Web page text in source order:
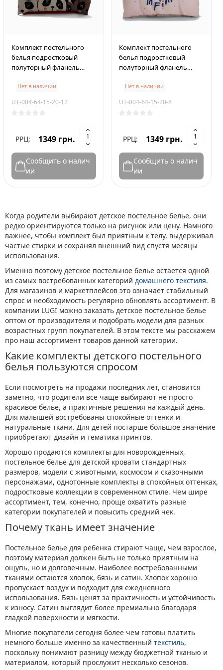
Комплект постельного
белья подростковый
полуторный фланель
Panda
Нет в наличии
UT-004-64-15-20-12
РРЦ: 1349 грн.
Сообщить о налич
ии
Комплект постельного
белья подростковый
полуторный фланель
Нет в наличии
UT-004-64-15-20-8
РРЦ: 1349 грн.
Сообщить о налич
ии
Когда родители выбирают детское постельное белье, они
редко ориентируются только на рисунок или цену. Намного
важнее, чтобы комплект был приятным к телу, выдерживал
частые стирки и сохранял внешний вид спустя месяцы
использования.
Именно поэтому детское постельное белье остается одной
из самых востребованных категорий домашнего текстиля.
Для магазинов и маркетплейсов это означает стабильный
спрос и необходимость регулярно обновлять ассортимент. В
компании LUGI можно заказать детское постельное белье
оптом от производителя и подобрать модели для разных
возрастных групп покупателей. В этом тексте мы расскажем
про наш ассортимент товаров данной категории.
Какие комплекты детского постельного
белья пользуются спросом
Если посмотреть на продажи последних лет, становится
заметно, что родители все чаще выбирают не просто
красивое белье, а практичные решения на каждый день.
Для малышей востребованы спокойные оттенки и
натуральные ткани. Для детей постарше большое значение
приобретают дизайн и тематика принтов.
Хорошо продаются комплекты для новорожденных,
постельное белье для детской кровати стандартных
размеров, модели с животными, космосом и сказочными
персонажами, однотонные комплекты в спокойных оттенках,
подростковые коллекции в современном стиле. Чем шире
ассортимент, тем, конечно, проще охватить разные
категории покупателей и повысить средний чек.
Почему ткань имеет значение
Постельное белье для ребенка стирают чаще, чем взрослое,
поэтому материал должен быть не только приятным на
ощупь, но и долговечным. Наиболее востребованными
тканями остаются хлопок, бязь и сатин. Хлопок хорошо
пропускает воздух и подходит для ежедневного
использования. Бязь ценят за практичность и устойчивость
к износу. Сатин выглядит более премиально благодаря
гладкой поверхности и мягкости.
Многие покупатели сегодня более чем готовы платить
немного больше именно за качественный текстиль,
поскольку понимают разницу между бюджетной тканью и
материалом, который прослужит несколько сезонов.